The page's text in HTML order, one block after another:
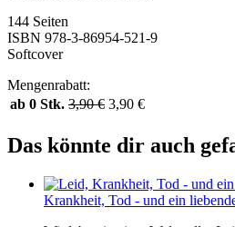
144 Seiten
ISBN 978-3-86954-521-9
Softcover
Mengenrabatt:
ab 0 Stk. 3,90€ 3,90 €
Das könnte dir auch
Krankheit, Tod - und ein